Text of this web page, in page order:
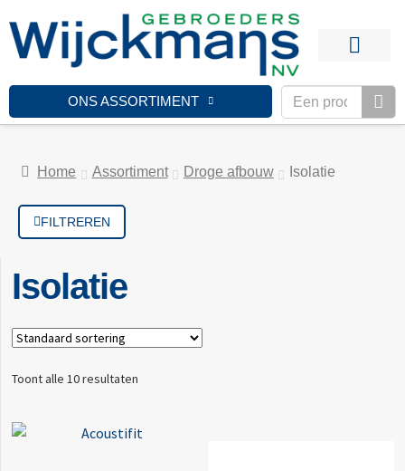
ONS ASSORTIMENT
Home Assortiment Droge afbouw Isolatie
FILTREREN
Isolatie
Toont alle 10 resultaten